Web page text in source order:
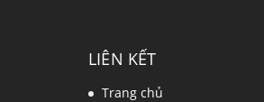
LIÊN KẾT
Trang chủ